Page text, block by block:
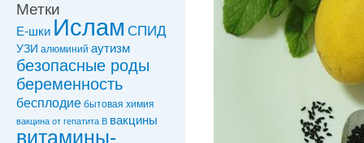
Метки
Е-шки Ислам СПИД
УЗИ алюминий аутизм
безопасные роды
беременность
бесплодие бытовая химия
вакцинa от гепатита В вакцины
витамины-